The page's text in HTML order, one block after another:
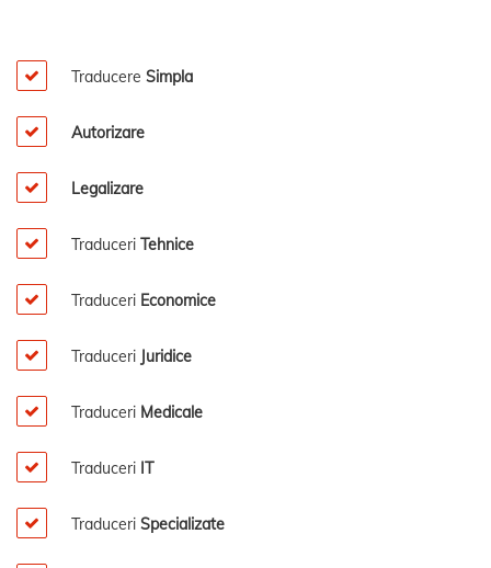
Traducere Simpla
Autorizare
Legalizare
Traduceri Tehnice
Traduceri Economice
Traduceri Juridice
Traduceri Medicale
Traduceri IT
Traduceri Specializate